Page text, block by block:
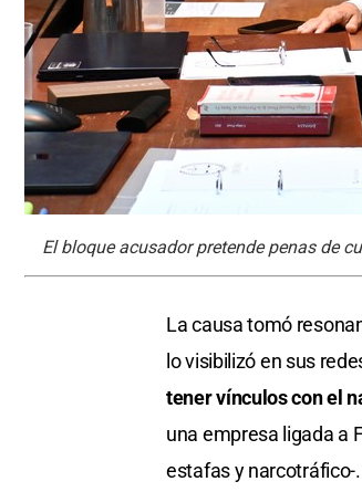
El bloque acusador pretende penas de
La causa tomó
lo visibilizó en sus
tener vínculos con el
una empresa ligada a
estafas y narcotráfico-.